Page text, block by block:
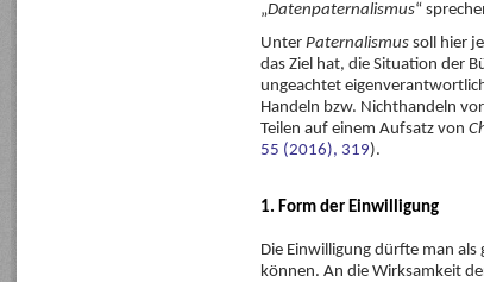
„Datenpaternalismus“
Unter Paternalismus soll hier
das Ziel hat, die Situation der
ungeachtet
Handeln bzw. Nichthandeln
Teilen auf einem Aufsatz von
55 (2016), 319).
1. Form der Einwilligung
Die Einwilligung dürfte man
können. An die Wirksamkeit